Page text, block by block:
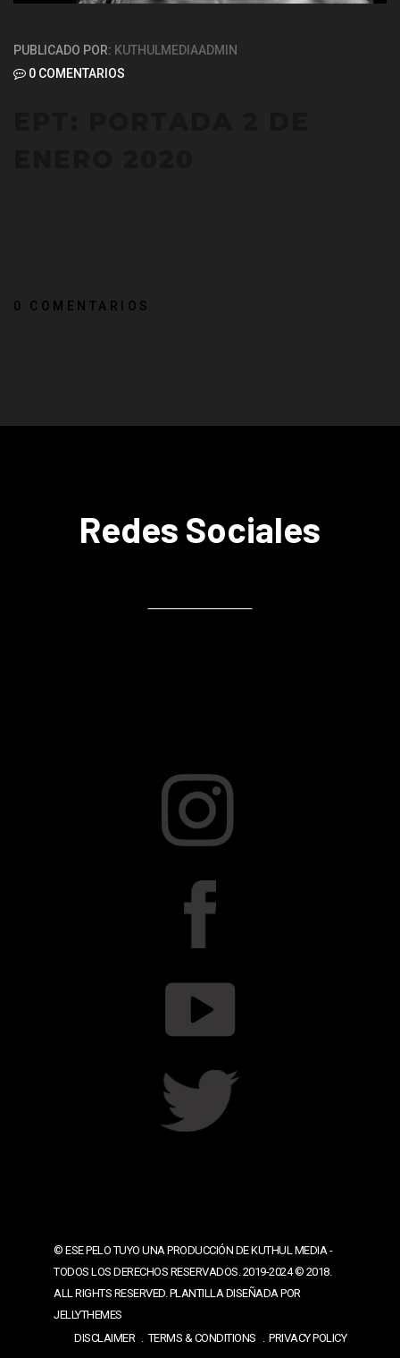
PUBLICADO POR: KUTHULMEDIAADMIN
0 COMENTARIOS
0 COMENTARIOS
Redes Sociales
© ESE PELO TUYO UNA PRODUCCIÓN DE KUTHUL MEDIA -
TODOS LOS DERECHOS RESERVADOS. 2019-2024 © 2018.
ALL RIGHTS RESERVED. PLANTILLA DISEÑADA POR
JELLYTHEMES
DISCLAIMER
TERMS & CONDITIONS PRIVACY POLICY